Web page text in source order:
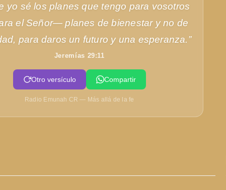
yo sé los planes que tengo para vosotros
el Señor— planes de bienestar y no de
para daros un futuro y una esperanza.”
Jeremías 29:11
Otro versículo Compartir
Radio Emunah CR — Más allá de la fe